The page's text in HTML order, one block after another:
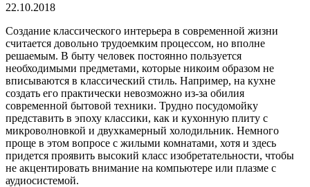
22.10.2018
Создание классического интерьера в современной жизни
считается довольно трудоемким процессом, но вполне
решаемым. В быту человек постоянно пользуется
необходимыми предметами, которые никоим образом не
вписываются в классический стиль. Например, на кухне
создать его практически невозможно из-за обилия
современной бытовой техники. Трудно посудомойку
представить в эпоху классики, как и кухонную плиту с
микроволновкой и двухкамерный холодильник. Немного
проще в этом вопросе с жилыми комнатами, хотя и здесь
придется проявить высокий класс изобретательности, чтобы
не акцентировать внимание на компьютере или плазме с
аудиосистемой.